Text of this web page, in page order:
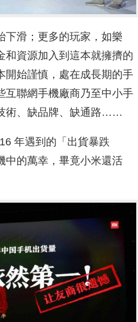
下滑；更多的玩家，如樂
和資源加入到這本就擁擠的
開始謹慎，處在成長期的手
互聯網手機廠商乃至中小手
術、缺品牌、缺通路……
年遇到的「出貨暴跌
中的萬幸，畢竟小米還活